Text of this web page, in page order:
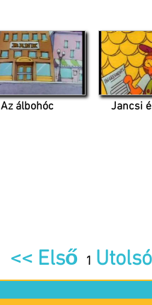
Az álbohóc Jancsi
<< Első 1